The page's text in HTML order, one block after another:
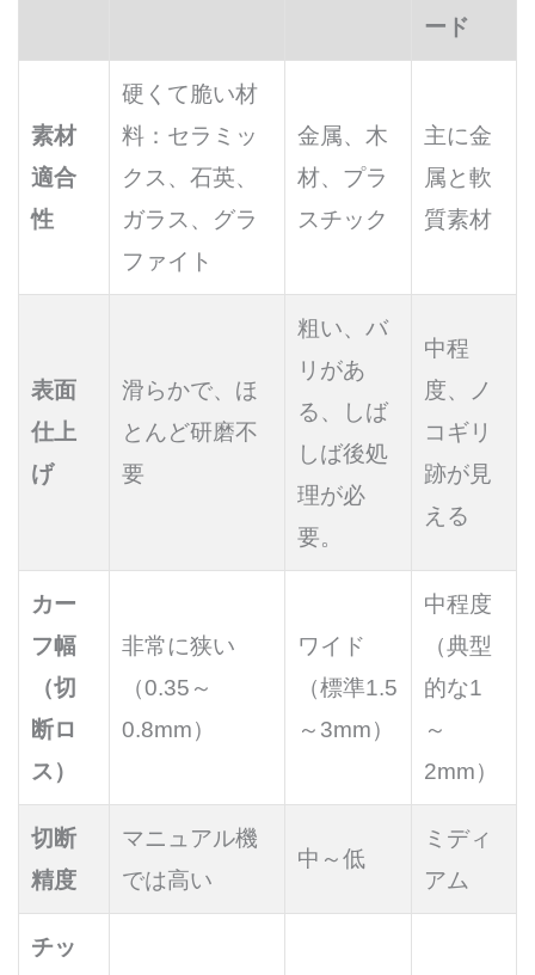
ード
素材
適合
性
硬くて脆い材
料：セラミッ
クス、石英、
ガラス、グラ
ファイト
金属、木
材、プラ
スチック
主に金
属と軟
質素材
表面
仕上
げ
滑らかで、ほ
とんど研磨不
要
粗い、バ
リがあ
る、しば
しば後処
理が必
要。
中程
度、ノ
コギリ
跡が見
える
カー
フ幅
（切
断ロ
ス）
非常に狭い
（0.35～
0.8mm）
ワイド
（標準1.5
～3mm）
中程度
（典型
的な1
～
2mm）
切断
精度
マニュアル機
では高い
中～低
ミディ
アム
チッ